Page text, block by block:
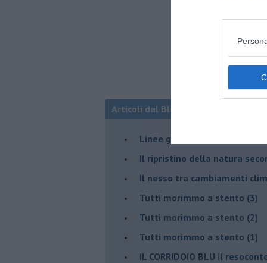
Articoli dal Blog “Disincantato” di
​Linee guida per organizzare
​Il ripristino della natura
Il nesso tra cambiamenti
Tutti morimmo a stento (3)
Tutti morimmo a stento (2)
​Tutti morimmo a stento (1)
IL CORRIDOIO BLU il